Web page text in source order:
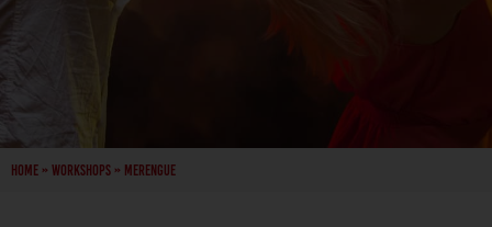
Home » Workshops » Merengue